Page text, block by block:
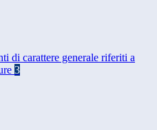
di carattere generale riferiti a
3